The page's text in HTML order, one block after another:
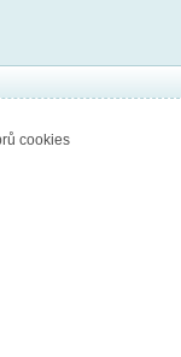
cookies